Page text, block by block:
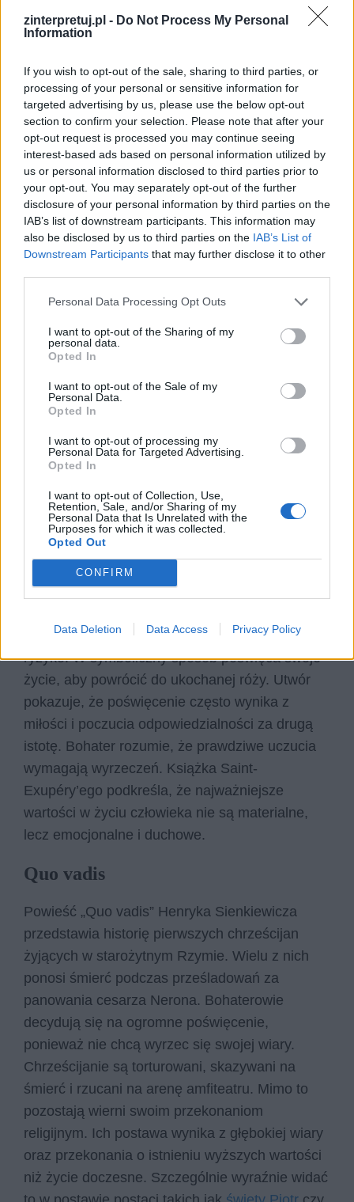
zinterpretuj.pl - Do Not Process My Personal
Information
If you wish to opt-out of the sale, sharing to third parties, or
processing of your personal or sensitive information for
targeted advertising by us, please use the below opt-out
section to confirm your selection. Please note that after your
opt-out request is processed you may continue seeing
interest-based ads based on personal information utilized by
us or personal information disclosed to third parties prior to
your opt-out. You may separately opt-out of the further
disclosure of your personal information by third parties on the
IAB’s list of downstream participants. This information may
also be disclosed by us to third parties on the IAB’s List of
Downstream Participants that may further disclose it to other
Personal Data Processing Opt Outs
I want to opt-out of the Sharing of my
personal data.
Opted In
I want to opt-out of the Sale of my
Personal Data.
Opted In
I want to opt-out of processing my
Personal Data for Targeted Advertising.
Opted In
I want to opt-out of Collection, Use,
Retention, Sale, and/or Sharing of my
Personal Data that Is Unrelated with the
Purposes for which it was collected.
Opted Out
CONFIRM
Data Deletion Data Access Privacy Policy
„Mały Książę” Antoine’a de Saint-Exupéry’ego
ukazuje poświęcenie w kontekście miłości i
Tytułowy bohater opuszcza swoją planetę, aby
zrozumieć sens relacji z różą, którą pozostawił.
W trakcie swojej podróży spotyka wiele postaci
symbolizujących różne postawy życiowe.
który tłumaczy mu znaczenie więzi i
odpowiedzialności. Lis mówi bohaterowi, że
„stajesz się odpowiedzialny na zawsze za to, co
oswoiłeś”.Mały Książę
że jego róża jest wyjątkowa właśnie dlatego, że
wrócić do niej, choć oznacza to dla niego wielkie
ryzyko. W symboliczny sposób poświęca swoje
życie, aby powrócić do ukochanej róży. Utwór
pokazuje, że poświęcenie często wynika z
miłości i poczucia odpowiedzialności za drugą
istotę. Bohater rozumie, że prawdziwe uczucia
wymagają wyrzeczeń. Książka Saint-
Exupéry’ego podkreśla, że najważniejsze
wartości w życiu człowieka nie są materialne,
lecz emocjonalne i duchowe.
Quo vadis
Powieść „Quo vadis” Henryka Sienkiewicza
przedstawia historię pierwszych chrześcijan
żyjących w starożytnym Rzymie. Wielu z nich
ponosi śmierć podczas prześladowań za
panowania cesarza Nerona. Bohaterowie
decydują się na ogromne poświęcenie,
ponieważ nie chcą wyrzec się swojej wiary.
Chrześcijanie są torturowani, skazywani na
śmierć i rzucani na arenę amfiteatru. Mimo to
pozostają wierni swoim przekonaniom
religijnym. Ich postawa wynika z głębokiej wiary
oraz przekonania o istnieniu wyższych wartości
niż życie doczesne. Szczególnie wyraźnie widać